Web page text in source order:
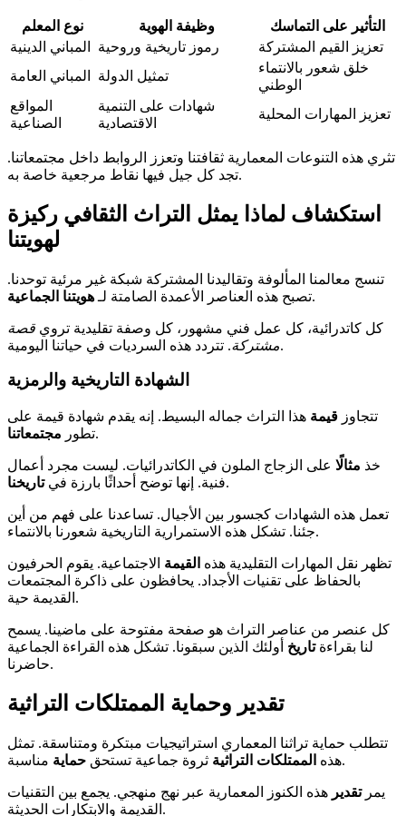
نوع المعلم وظيفة الهوية
التأثير على التماسك
المباني الدينية
رموز تاريخية وروحية
تعزيز القيم المشتركة
المباني العامة
تمثيل الدولة
خلق شعور بالانتماء
الوطني
المواقع
الصناعية
شهادات على التنمية
الاقتصادية
تعزيز المهارات المحلية
تثري هذه التنوعات المعمارية ثقافتنا وتعزز الروابط داخل مجتمعاتنا.
تجد كل جيل فيها نقاط مرجعية خاصة به.
استكشاف لماذا يمثل التراث الثقافي ركيزة
لهويتنا
تنسج معالمنا المألوفة وتقاليدنا المشتركة شبكة غير مرئية توحدنا.
تصبح هذه العناصر الأعمدة الصامتة لـ هويتنا الجماعية .
كل كاتدرائية، كل عمل فني مشهور، كل وصفة تقليدية تروي قصة
مشتركة. تتردد هذه السرديات في حياتنا اليومية.
الشهادة التاريخية والرمزية
تتجاوز قيمة هذا التراث جماله البسيط. إنه يقدم شهادة قيمة على
تطور مجتمعاتنا .
خذ مثالًا على الزجاج الملون في الكاتدرائيات. ليست مجرد أعمال
فنية. إنها توضح أحداثًا بارزة فيتاريخنا .
تعمل هذه الشهادات كجسور بين الأجيال. تساعدنا على فهم من أين
جئنا. تشكل هذه الاستمرارية التاريخية شعورنا بالانتماء.
تظهر نقل المهارات التقليدية هذه القيمة الاجتماعية. يقوم الحرفيون
بالحفاظ على تقنيات الأجداد. يحافظون على ذاكرة المجتمعات
القديمة حية.
كل عنصر من عناصر التراث هو صفحة مفتوحة على ماضينا. يسمح
لنا بقراءةتاريخ أولئك الذين سبقونا. تشكل هذه القراءة الجماعية
حاضرنا.
تقدير وحماية الممتلكات التراثية
تتطلب حماية تراثنا المعماري استراتيجيات مبتكرة ومتناسقة. تمثل
هذه الممتلكات التراثية ثروة جماعية تستحق حماية مناسبة.
يمرتقدير هذه الكنوز المعمارية عبر نهج منهجي. يجمع بين التقنيات
القديمة والابتكارات الحديثة.